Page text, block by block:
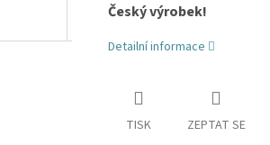
Český výrobek!
Detailní informace
TISK ZEPTAT SE